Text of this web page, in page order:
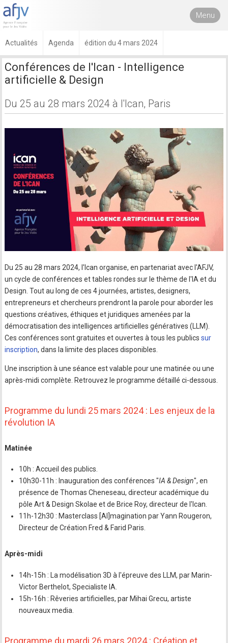
Menu
Actualités Agenda édition du 4 mars 2024
Conférences de l'Ican - Intelligence
artificielle & Design
Du 25 au 28 mars 2024 à l'Ican, Paris
Du 25 au 28 mars 2024, l'Ican organise, en partenariat avec l'AFJV,
un cycle de conférences et tables rondes sur le thème de l'IA et du
Design. Tout au long de ces 4 journées, artistes, designers,
entrepreneurs et chercheurs prendront la parole pour aborder les
questions créatives, éthiques et juridiques amenées par la
démocratisation des intelligences artificielles génératives (LLM).
Ces conférences sont gratuites et ouvertes à tous les publicssur
inscription, dans la limite des places disponibles.
Une inscription à une séance est valable pour une matinée ou une
après-midi complète. Retrouvez le programme détaillé ci-dessous.
Programme du lundi 25 mars 2024 : Les enjeux de la
révolution IA
Matinée
10h : Accueil des publics.
10h30-11h : Inauguration des conférences "IA & Design", en
présence de Thomas Cheneseau, directeur académique du
pôle Art & Design Skolae et de Brice Roy, directeur de l'Ican.
11h-12h30 : Masterclass [AI]magination par Yann Rougeron,
Directeur de Création Fred & Farid Paris.
Après-midi
14h-15h : La modélisation 3D à l'épreuve des LLM, par Marin-
Victor Berthelot, Specialiste IA.
15h-16h : Rêveries artificielles, par Mihai Grecu, artiste
nouveaux media.
Programme du mardi 26 mars 2024 : Création et